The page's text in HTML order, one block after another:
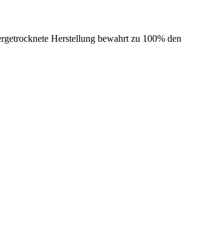
Herstellung bewahrt zu 100% den